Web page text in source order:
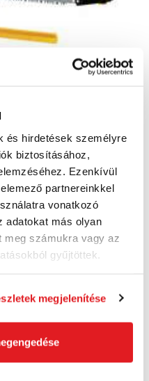
és hirdetések személyre
biztosításához,
Ezenkívül
partnereinkkel
vonatkozó
adatokat más olyan
meg számukra vagy az
gyűjtöttek.
megjelenítése
mm nedves fához
Kosárba